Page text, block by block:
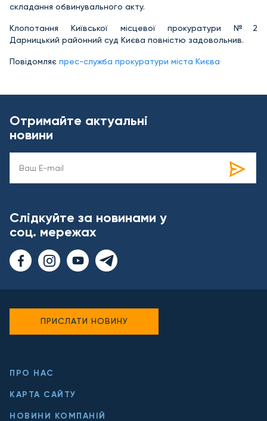
складання обвинувального акту.
Клопотання Київської місцевої прокуратури №2
Дарницький районний суд Києва повністю задовольнив.
Повідомляє прес-служба прокуратури міста Києва
Отримайте актуальні
новини
Слідкуйте за новинами у
соц. мережах
ПРО НАС
КАРТА САЙТУ
НОВИНИ КОМПАНІЙ
ПРИСЛАТИ НОВИНУ